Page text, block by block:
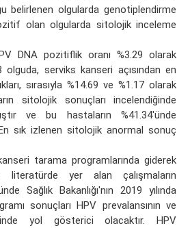
belirlenen olgularda genotiplendirme
olan olgularda sitolojik inceleme
DNA pozitiflik oranı %3.29 olarak
serviks kanseri açısından en
sırasıyla %14.69 ve %1.17 olarak
sitolojik sonuçları incelendiğinde
ve bu hastaların %41.34'ünde
sık izlenen sitolojik anormal sonuç
tarama programlarında giderek
literatürde yer alan çalışmaların
Sağlık Bakanlığı'nın 2019 yılında
sonuçları HPV prevalansının ve
yol gösterici olacaktır. HPV